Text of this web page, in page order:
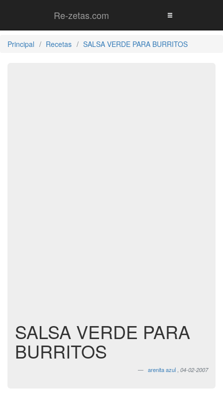
Re-zetas.com
Principal Recetas SALSA VERDE PARA BURRITOS
SALSA VERDE PARA
BURRITOS
arenita azul 04-02-2007